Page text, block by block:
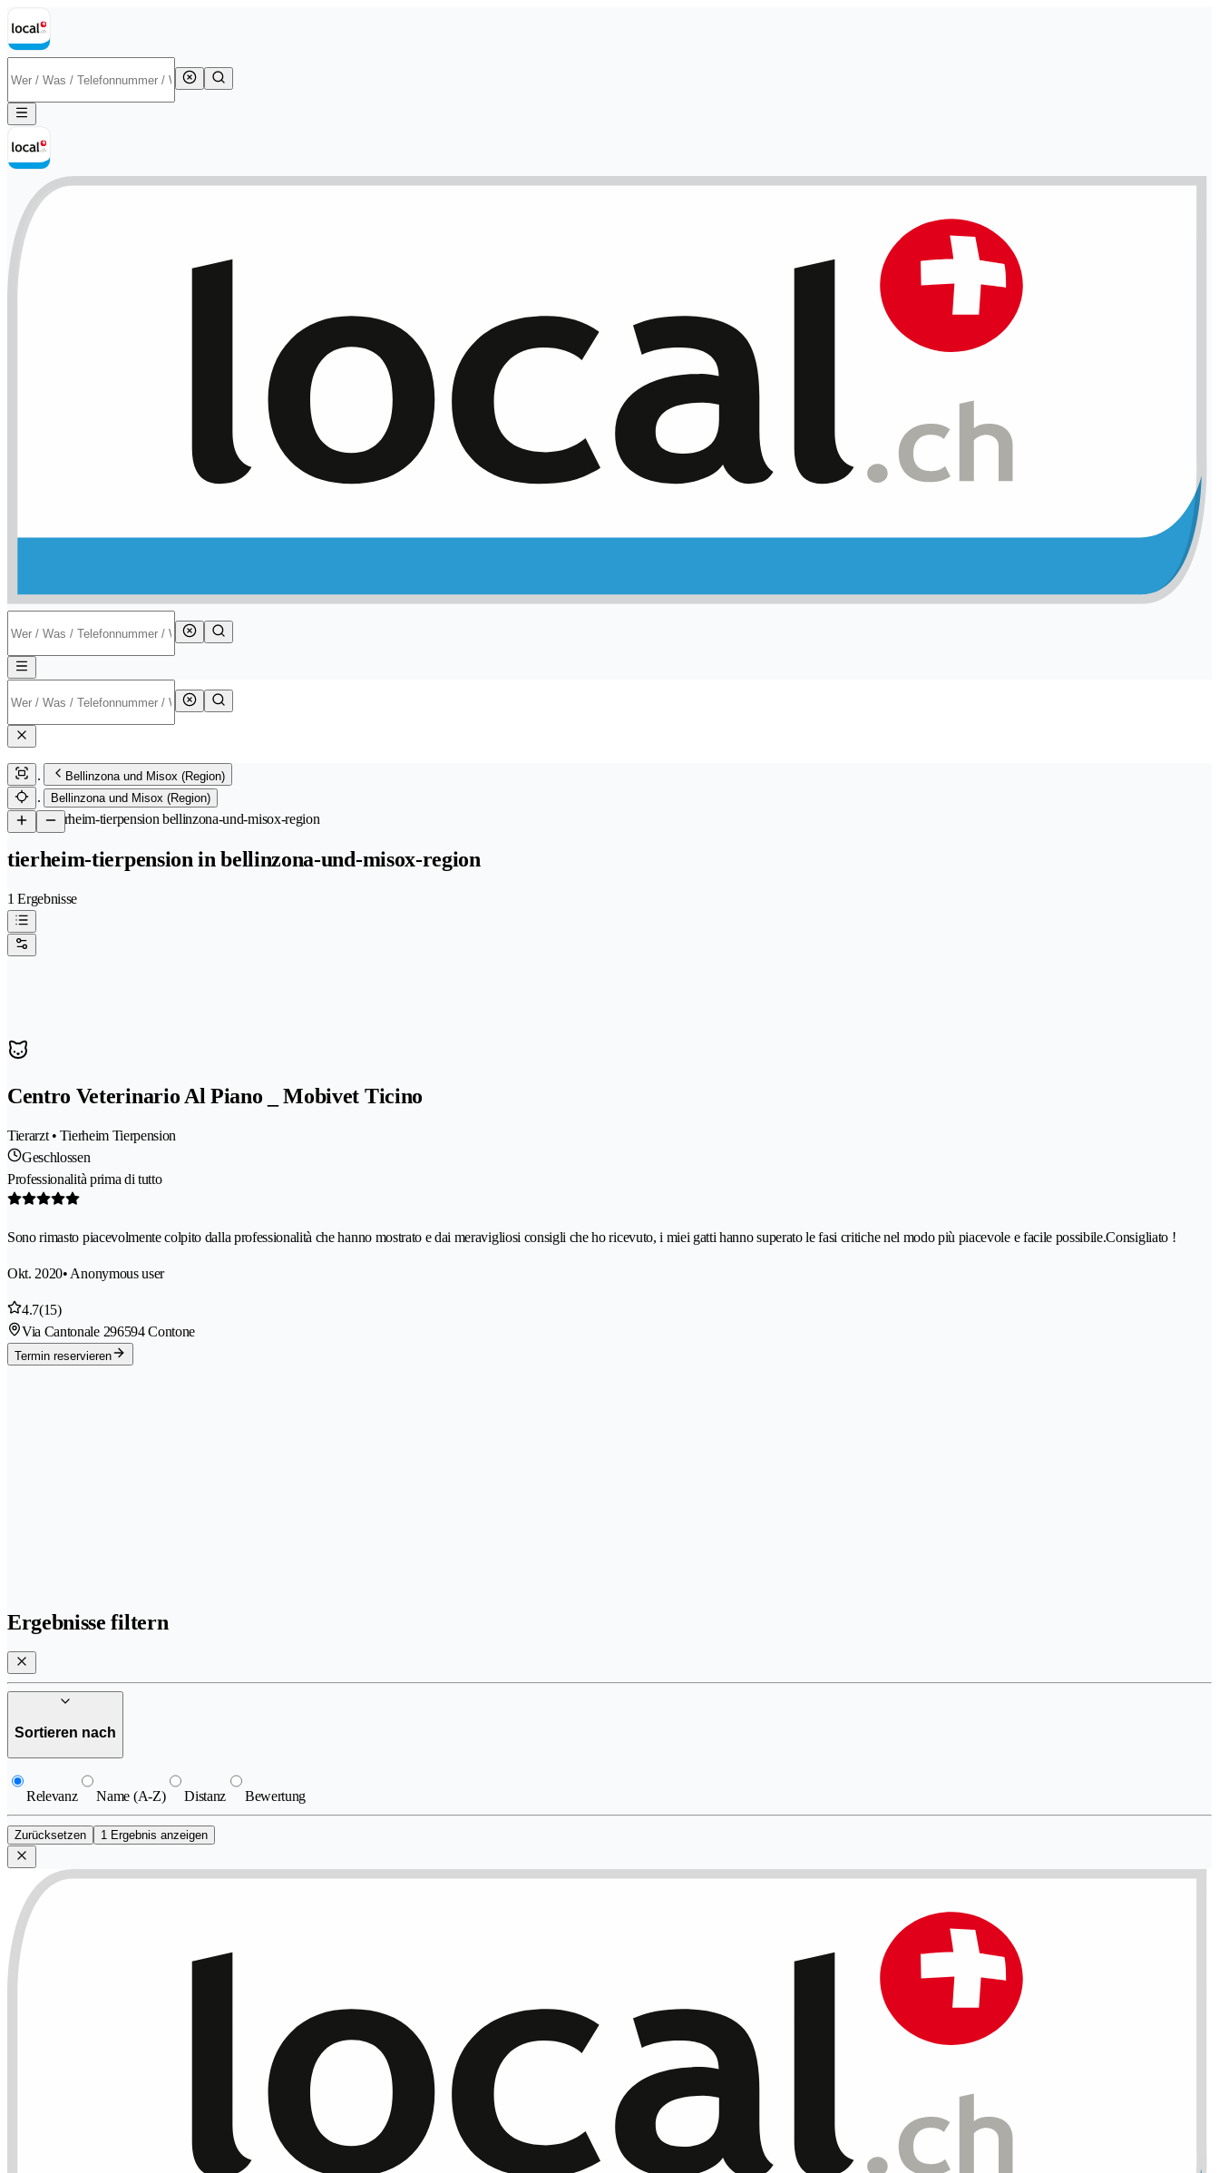
Bellinzona und Misox (Region)
Bellinzona und Misox (Region)
/Tierheim-tierpension bellinzona-und-misox-region
tierheim-tierpension in bellinzona-und-misox-region
1 Ergebnisse
Centro Veterinario Al Piano _ Mobivet Ticino
Tierarzt • Tierheim Tierpension
Geschlossen
Professionalità prima di tutto
Sono rimasto piacevolmente colpito dalla professionalità che hanno mostrato e dai meravigliosi consigli che ho ricevuto, i miei gatti hanno superato le fasi critiche nel modo più piacevole e facile possibile.Consigliato !
Okt. 2020• Anonymous user
4.7(15)
Via Cantonale 296594 Contone
Termin reservieren
Ergebnisse filtern
Sortieren nach
Relevanz Name (A-Z) Distanz Bewertung
Zurücksetzen 1 Ergebnis anzeigen